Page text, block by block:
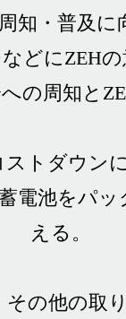
周知・普及
どにZEH
の周知と
ストダウン
電池をパ
える。
その他の取